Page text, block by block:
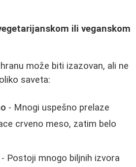
ili veganskom
može biti izazovan, ali ne
saveta:
- Mnogi uspešno prelaze
crveno meso, zatim belo
- Postoji mnogo biljnih izvora